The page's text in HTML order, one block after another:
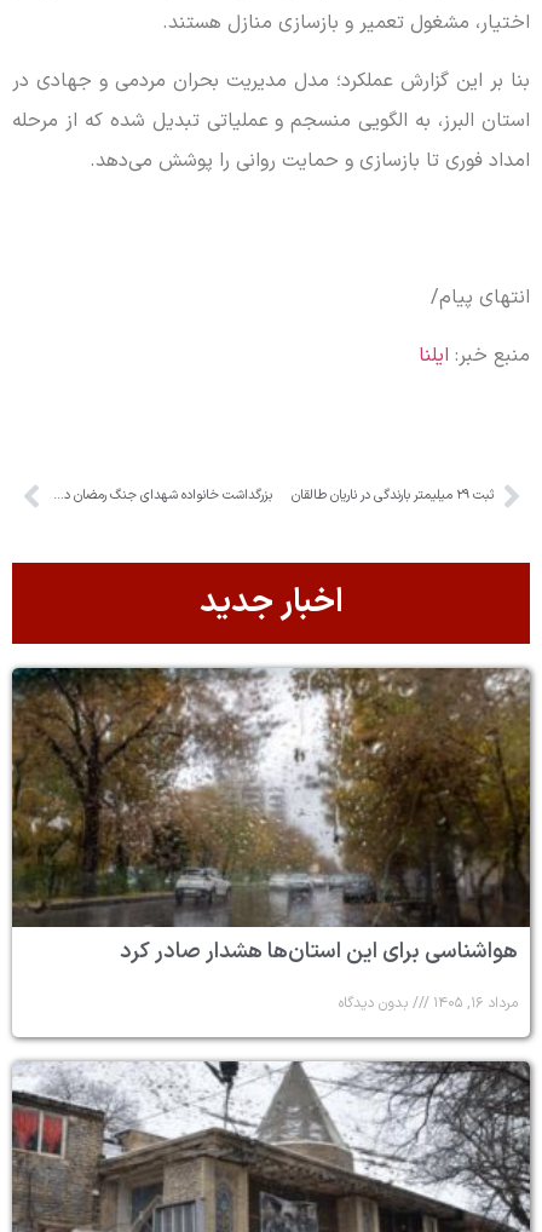
اختیار، مشغول تعمیر و بازسازی منازل هستند.
بنا بر این گزارش عملکرد؛ مدل مدیریت بحران مردمی و جهادی در
استان البرز، به الگویی منسجم و عملیاتی تبدیل شده که از مرحله
امداد فوری تا بازسازی و حمایت روانی را پوشش می‌دهد.
انتهای پیام/
منبع خبر: ایلنا
ثبت ۲۹ میلیمتر بارندگی در ناریان طالقان بزرگداشت خانواده شهدای جنگ رمضان در البرز
اخبار جدید
هواشناسی برای این استان‌ها هشدار صادر کرد
مرداد ۱۶, ۱۴۰۵ بدون دیدگاه